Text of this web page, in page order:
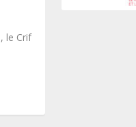
le Crif